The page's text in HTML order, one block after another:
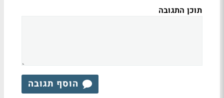
תוכן התגובה
הוסף תגובה